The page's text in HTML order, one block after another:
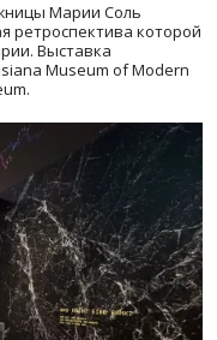
Марии Соль
ретроспектива которой
Выставка
Museum of Modern